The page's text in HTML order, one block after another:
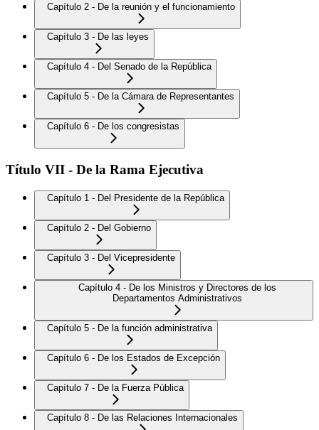
Capítulo 2 - De la reunión y el funcionamiento
Capítulo 3 - De las leyes
Capítulo 4 - Del Senado de la República
Capítulo 5 - De la Cámara de Representantes
Capítulo 6 - De los congresistas
Título VII - De la Rama Ejecutiva
Capítulo 1 - Del Presidente de la República
Capítulo 2 - Del Gobierno
Capítulo 3 - Del Vicepresidente
Capítulo 4 - De los Ministros y Directores de los
Departamentos Administrativos
Capítulo 5 - De la función administrativa
Capítulo 6 - De los Estados de Excepción
Capítulo 7 - De la Fuerza Pública
Capítulo 8 - De las Relaciones Internacionales